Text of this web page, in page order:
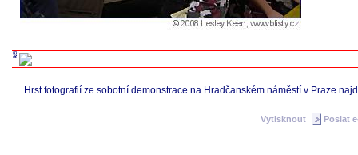
Hrst fotografií ze sobotní demonstrace na Hradčanském náměstí v Praze
Vytisknout Poslat